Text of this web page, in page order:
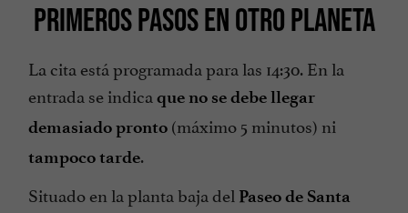
PRIMEROS PASOS EN OTRO PLANETA
La cita está programada para las 14:30. En la
entrada se indica que no se debe llegar
demasiado pronto (máximo 5 minutos) ni
tampoco tarde.
Situado en la planta baja del Paseo de Santa